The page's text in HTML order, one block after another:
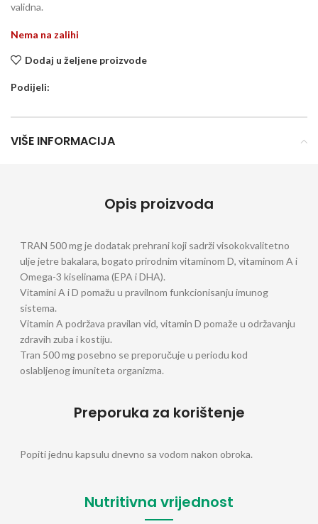
validna.
Nema na zalihi
Dodaj u željene proizvode
Podijeli:
VIŠE INFORMACIJA
Opis proizvoda
TRAN 500 mg je dodatak prehrani koji sadrži visokokvalitetno
ulje jetre bakalara, bogato prirodnim vitaminom D, vitaminom A i
Omega-3 kiselinama (EPA i DHA).
Vitamini A i D pomažu u pravilnom funkcionisanju imunog
sistema.
Vitamin A podržava pravilan vid, vitamin D pomaže u održavanju
zdravih zuba i kostiju.
Tran 500 mg posebno se preporučuje u periodu kod
oslabljenog imuniteta organizma.
Preporuka za korištenje
Popiti jednu kapsulu dnevno sa vodom nakon obroka.
Nutritivna vrijednost